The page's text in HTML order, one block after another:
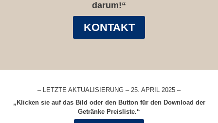
darum!“
KONTAKT
– LETZTE AKTUALISIERUNG – 25. APRIL 2025 –
„Klicken sie auf das Bild oder den Button für den Download der
Getränke Preisliste.“